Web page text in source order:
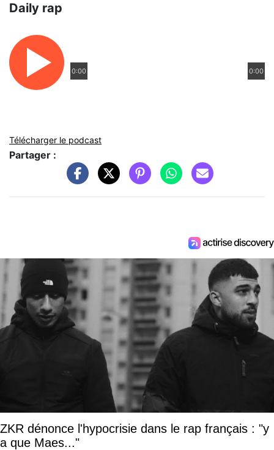
Daily rap
0:00 0:00
Télécharger le podcast
Partager :
ZKR dénonce l'hypocrisie dans le rap français : "y
a que Maes..."